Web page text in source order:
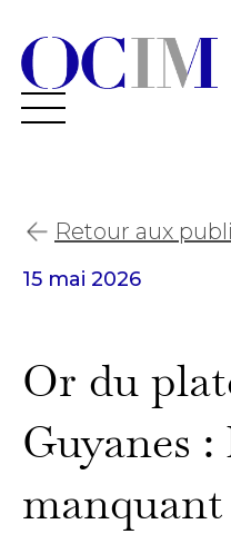
Retour aux
15 mai 2026
Or du
Guyanes